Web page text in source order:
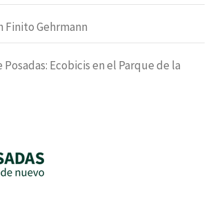
Finito Gehrmann
Ecobicis en el Parque de la